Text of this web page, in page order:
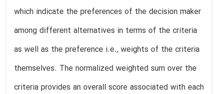
which indicate the preferences of the decision maker
among different alternatives in terms of the criteria
as well as the preference i.e., weights of the criteria
themselves. The normalized weighted sum over the
criteria provides an overall score associated with each